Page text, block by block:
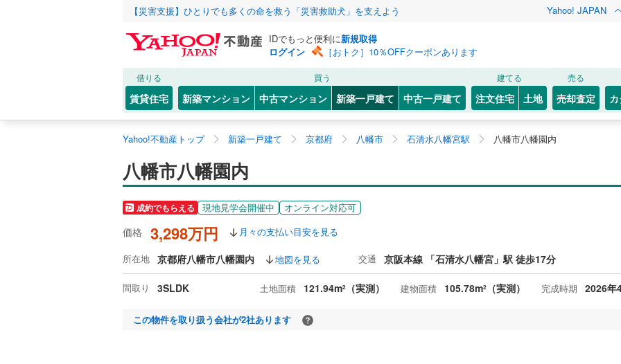
【災害支援】ひとりでも多くの命を救う「災害救助犬」を支えよう Yahoo! JAPAN
IDでもっと便利に新規取得
ログイン
［おトク］10％OFFクーポンあります
借りる
賃貸住宅
買う
新築マンション 中古マンション 新築一戸建て 中古一戸建て
建てる
注文住宅 土地
売る
売却査定
Yahoo!不動産トップ 新築一戸建て 京都府 八幡市 石清水八幡宮駅 八幡市八幡園内
八幡市八幡園内
成約でもらえる 現地見学会開催中 オンライン対応可
価格 3,298万円 月々の支払い目安を見る
所在地 京都府八幡市八幡園内 地図を見る 交通 京阪本線 「石清水八幡宮」駅 徒歩17分
間取り 3SLDK 土地面積 121.94m2 （実測） 建物面積 105.78m2 （実測） 完成時期 2026年
この物件を取り扱う会社が2社あります